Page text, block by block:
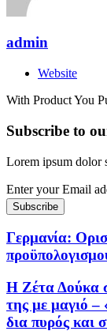
admin
Website
With Product You
Subscribe to
Lorem ipsum dolor
Enter your Email
Γερμανία:
Η Ζέτα Δούκα
της με μαγιό
δια πυρός και